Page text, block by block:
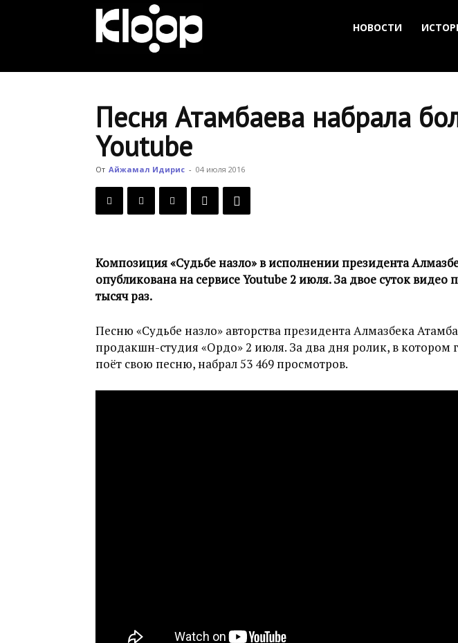
Кыргызстана
НОВОСТИ
Песня Атамбаева набрала
Youtube
От Айжамал Идирис - 04 июля 2016
Композиция «Судьбе назло» в исполнении президента
опубликована на сервисе Youtube 2 июля. За двое суток видео
тысяч раз.
Песню «Судьбе назло» авторства президента Алмазбека
продакшн-студия «Ордо» 2 июля. За два дня ролик, в котором
поёт свою песню, набрал 53 469 просмотров.